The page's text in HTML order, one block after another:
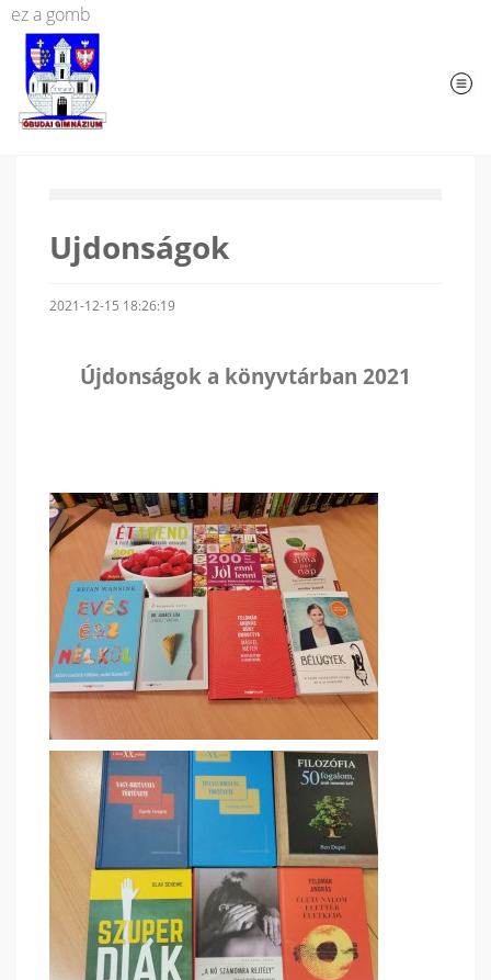
ez a gomb
Ujdonságok
2021-12-15 18:26:19
Újdonságok a könyvtárban 2021